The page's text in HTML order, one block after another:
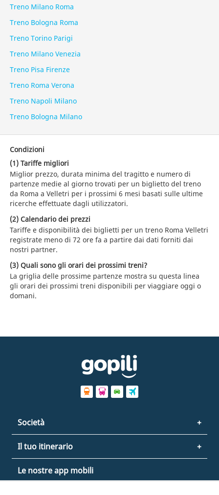
Treno Milano Roma
Treno Bologna Roma
Treno Torino Parigi
Treno Milano Venezia
Treno Pisa Firenze
Treno Roma Verona
Treno Napoli Milano
Treno Bologna Milano
Condizioni
(1) Tariffe migliori
Miglior prezzo, durata minima del tragitto e numero di
partenze medie al giorno trovati per un biglietto del treno
da Roma a Velletri per i prossimi 6 mesi basati sulle ultime
ricerche effettuate dagli utilizzatori.
(2) Calendario dei prezzi
Tariffe e disponibilità dei biglietti per un treno Roma Velletri
registrate meno di 72 ore fa a partire dai dati forniti dai
nostri partner.
(3) Quali sono gli orari dei prossimi treni?
La griglia delle prossime partenze mostra su questa linea
gli orari dei prossimi treni disponibili per viaggiare oggi o
domani.
Società
Il tuo itinerario
Le nostre app mobili